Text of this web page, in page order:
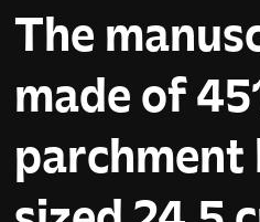
The
made of
parchment